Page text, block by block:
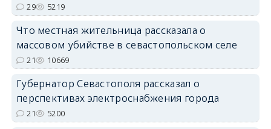
29 5219
Что местная жительница рассказала о
массовом убийстве в севастопольском селе
21 10669
Губернатор Севастополя рассказал о
перспективах электроснабжения города
21 5200